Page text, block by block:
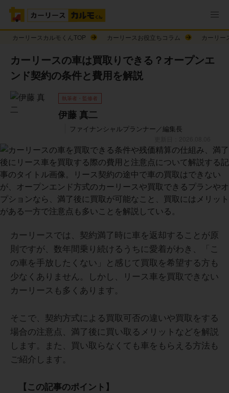
カーリースカルモくんTOP カーリースお役立ちコラム カーリー
カーリースの車は買取りできる？オープンエ
ンド契約の条件と費用を解説
執筆者・監修者
伊藤 真二
ファイナンシャルプランナー／編集長
カーリースでは、契約満了時に車を返却することが原
則ですが、数年間乗り続けるうちに愛着がわき、「こ
の車を手放したくない」と感じて買取を希望する方も
少なくありません。しかし、リース車を買取できない
カーリースも多くあります。
そこで、契約方式による買取可否の違いや買取をする
場合の注意点、満了後に買い取るメリットなどを解説
します。また、買い取らなくても車をもらえる方法も
ご紹介します。
【この記事のポイント】